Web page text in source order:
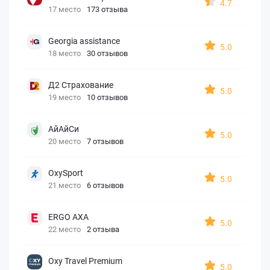
17 место 173 отзыва
4.7
Georgia assistance
18 место 30 отзывов
5.0
Д2 Страхование
19 место 10 отзывов
5.0
АйАйСи
20 место 7 отзывов
5.0
OxySport
21 место 6 отзывов
5.0
ERGO AXA
22 место 2 отзыва
5.0
Oxy Travel Premium
5.0